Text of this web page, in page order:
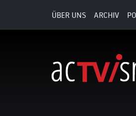
ÜBER UNS ARCHIV